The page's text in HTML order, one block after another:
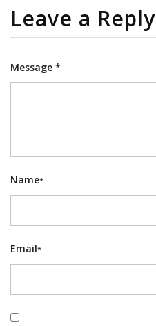
Leave a Reply
Message *
Name*
Email*